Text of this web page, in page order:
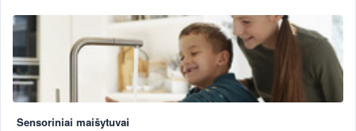
Sensoriniai maišytuvai